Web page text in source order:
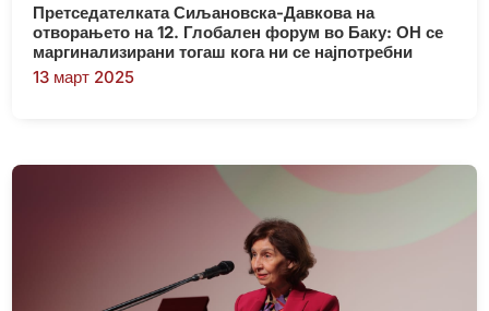
Претседателката Сиљановска-Давкова на
отворањето на 12. Глобален форум во Баку: ОН се
маргинализирани тогаш кога ни се најпотребни
13 март 2025